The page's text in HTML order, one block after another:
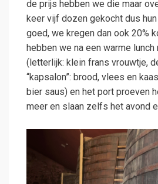
de prijs hebben we die maar
keer vijf dozen gekocht dus
goed, we kregen dan ook 20%
hebben we na een warme lunch
(letterlijk: klein frans vrouwtje,
“kapsalon”: brood, vlees en
bier saus) en het port proeven
meer en slaan zelfs het avond